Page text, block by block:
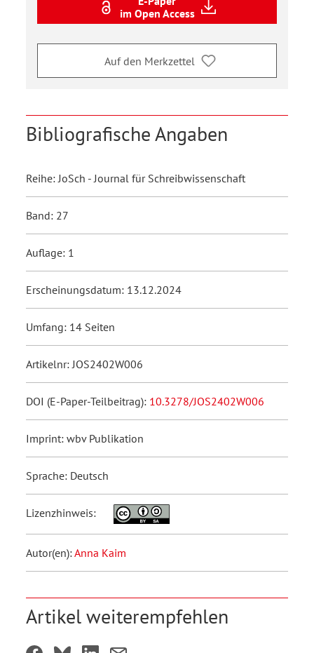
im Open Access
Auf den Merkzettel
Bibliografische Angaben
Reihe: JoSch - Journal für Schreibwissenschaft
Band: 27
Auflage: 1
Erscheinungsdatum: 13.12.2024
Umfang: 14 Seiten
Artikelnr: JOS2402W006
DOI (E-Paper-Teilbeitrag): 10.3278/JOS2402W006
Imprint: wbv Publikation
Sprache: Deutsch
Lizenzhinweis:
Autor(en):Anna Kaim
Artikel weiterempfehlen